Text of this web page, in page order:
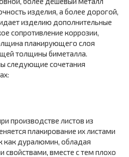
изделия, а более дорогой,
изделию дополнительные
сопротивление коррозии,
плакирующего слоя
толщины биметалла.
следующие сочетания
производстве листов из
плакирование их листами
как дуралюмин, обладая
свойствами, вместе с тем плохо